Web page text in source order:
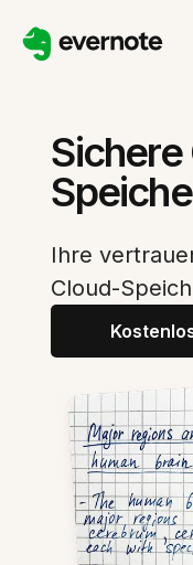
Ihre
Cloud-